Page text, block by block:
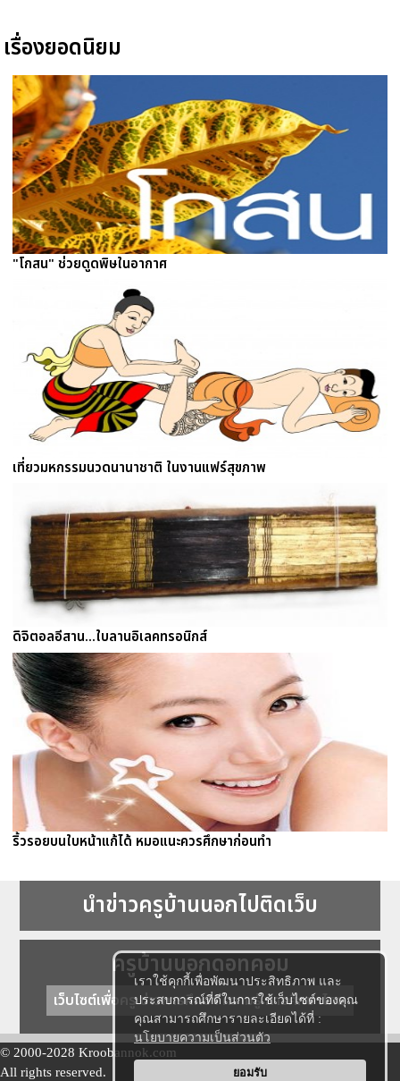
เราใช้คุกกี้เพื่อพัฒนาประสิทธิภาพ และ
ประสบการณ์ที่ดีในการใช้เว็บไซต์ของคุณ
คุณสามารถศึกษารายละเอียดได้ที่ :
นโยบายความเป็นส่วนตัว
ยอมรับ
เรื่องยอดนิยม
"โกสน" ช่วยดูดพิษในอากาศ
เที่ยวมหกรรมนวดนานาชาติ ในงานแฟร์สุขภาพ
ดิจิตอลอีสาน...ใบลานอิเลคทรอนิกส์
ริ้วรอยบนใบหน้าแก้ได้ หมอแนะควรศึกษาก่อนทำ
นำข่าวครูบ้านนอกไปติดเว็บ
ครูบ้านนอกดอทคอม
เว็บไซต์เพื่อครู ข่าวการศึกษา ความรู้ การศึกษาไทย
© 2000-2028 Kroobannok.com
All rights reserved.